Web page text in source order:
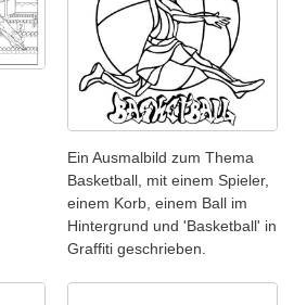
Ein Ausmalbild zum Thema
Basketball, mit einem Spieler,
einem Korb, einem Ball im
Hintergrund und 'Basketball' in
Graffiti geschrieben.